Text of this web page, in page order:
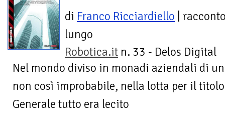
di Franco Ricciardiello |
lungo
Robotica.it n. 33 - Delos Digital
Nel mondo diviso in monadi aziendali di
non così improbabile, nella lotta per il
Generale tutto era lecito